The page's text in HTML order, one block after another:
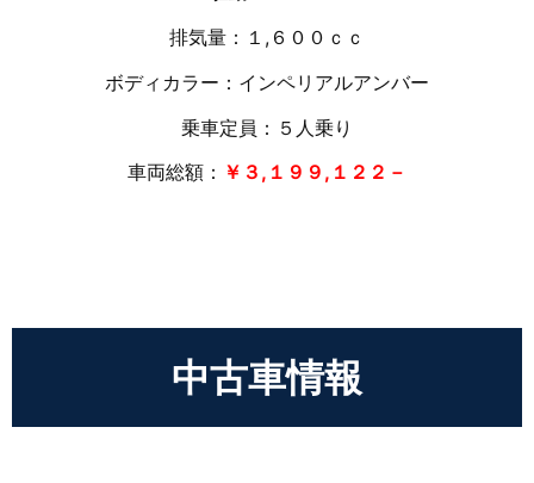
排気量：１,６００ｃｃ
ボディカラー：インペリアルアンバー
乗車定員：５人乗り
車両総額： ￥３,１９９,１２２－
中古車情報